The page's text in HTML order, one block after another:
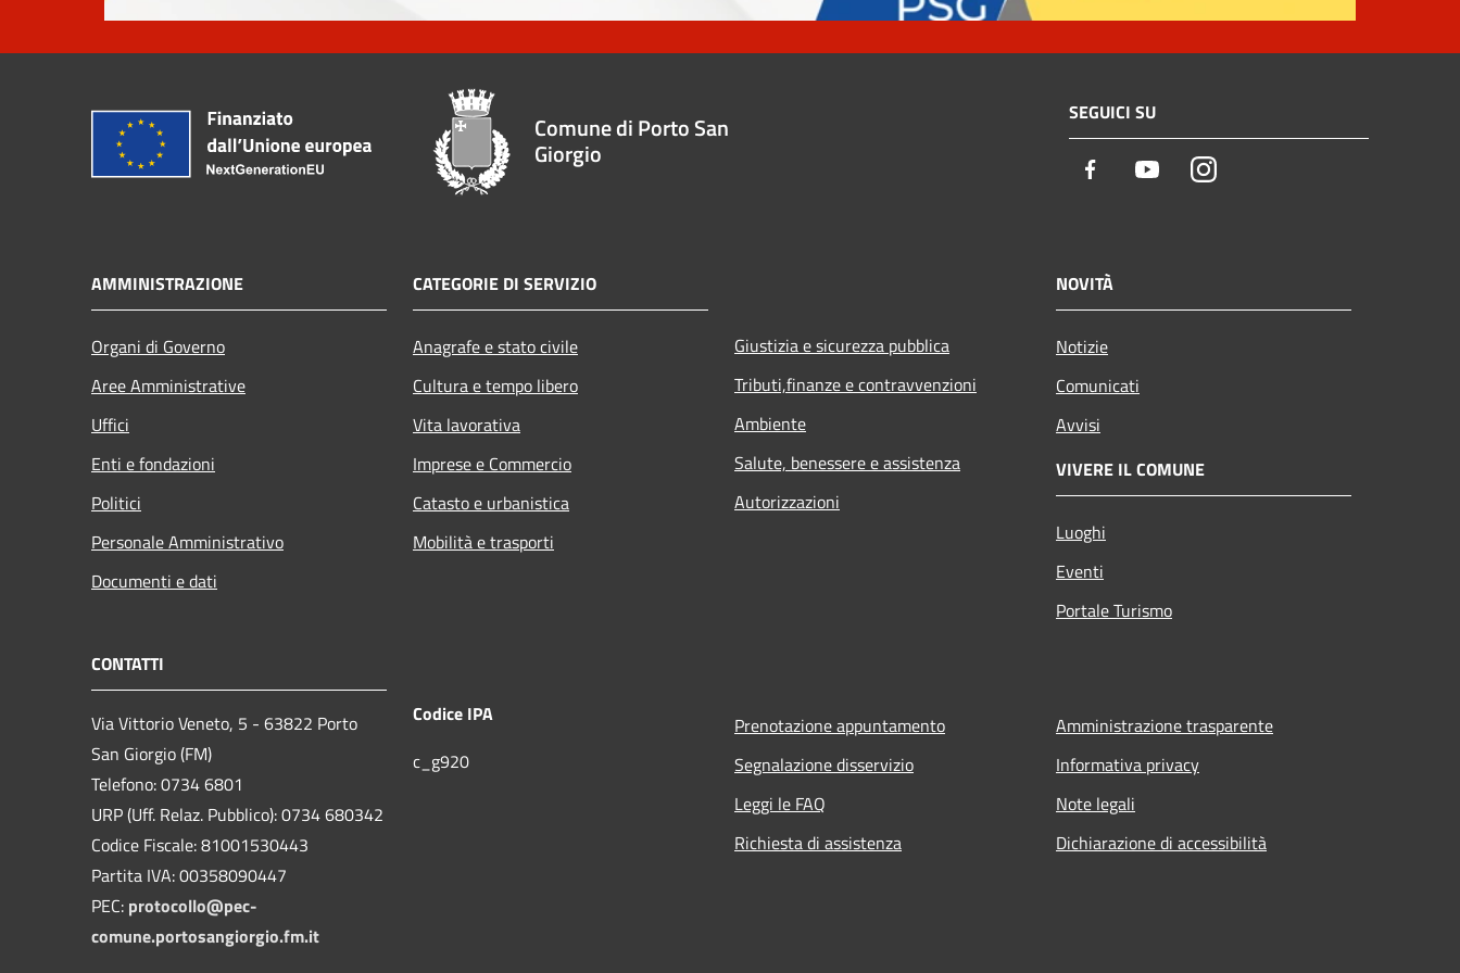
Comune di Porto San
Giorgio
SEGUICI SU
Facebook YoutubeInstagram
AMMINISTRAZIONE
Organi di Governo
Aree Amministrative
Uffici
Enti e fondazioni
Politici
Personale Amministrativo
Documenti e dati
CATEGORIE DI SERVIZIO
Anagrafe e stato civile
Cultura e tempo libero
Vita lavorativa
Imprese e Commercio
Catasto e urbanistica
Mobilità e trasporti
Giustizia e sicurezza pubblica
Tributi,finanze e contravvenzioni
Ambiente
Salute, benessere e assistenza
Autorizzazioni
NOVITÀ
Notizie
Comunicati
Avvisi
VIVERE IL COMUNE
Luoghi
Eventi
Portale Turismo
CONTATTI
Via Vittorio Veneto, 5 - 63822 Porto
San Giorgio (FM)
Telefono: 0734 6801
URP (Uff. Relaz. Pubblico): 0734 680342
Codice Fiscale: 81001530443
Partita IVA: 00358090447
PEC: protocollo@pec-
comune.portosangiorgio.fm.it
Codice IPA
c_g920
Prenotazione appuntamento
Segnalazione disservizio
Leggi le FAQ
Richiesta di assistenza
Amministrazione trasparente
Informativa privacy
Note legali
Dichiarazione di accessibilità